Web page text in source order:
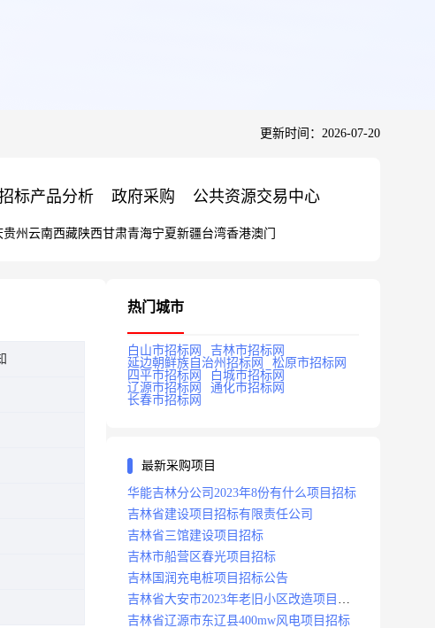
更新时间：2026-07-20
标产品分析 政府采购 公共资源交易中心
贵州 云南西藏陕西甘肃青海宁夏新疆台湾香港澳门
热门城市
白山市招标网
吉林市招标网
延边朝鲜族自治州招标网
松原市招标网
四平市招标网
白城市招标网
辽源市招标网
通化市招标网
长春市招标网
最新采购项目
华能吉林分公司2023年8份有什么项目招标
吉林省建设项目招标有限责任公司
吉林省三馆建设项目招标
吉林市船营区春光项目招标
吉林国润充电桩项目招标公告
吉林省大安市2023年老旧小区改造项目招
标公告
吉林省辽源市东辽县400mw风电项目招标